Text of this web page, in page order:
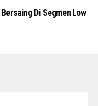
Di Segmen Low